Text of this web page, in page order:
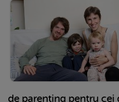
de parenting pentru